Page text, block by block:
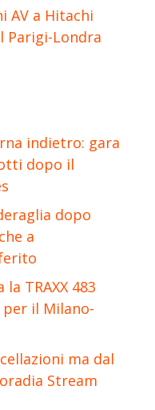
AV a Hitachi
Parigi-Londra
indietro: gara
dopo il
dopo
a
TRAXX 483
per il Milano-
ma dal
Stream